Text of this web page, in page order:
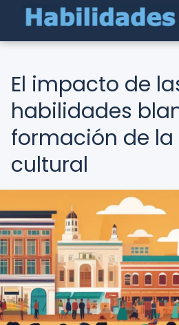
El impacto de
habilidades
formación de
cultural